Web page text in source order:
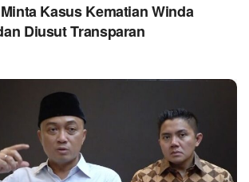
Kasus Kematian Winda
Diusut Transparan